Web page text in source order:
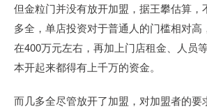
但金粒门并没有放开加盟，据王攀估算，
多全，单店投资对于普通人的门槛相对高
在400万元左右，再加上门店租金、人员
本开起来都得有上千万的资金。
而几多全尽管放开了加盟，对加盟者的要